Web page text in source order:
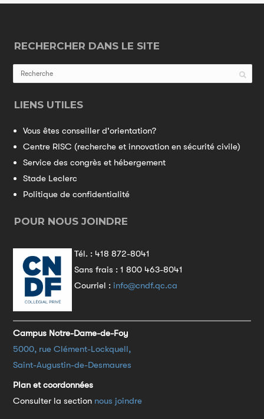
RECHERCHER DANS LE SITE
LIENS UTILES
Vous êtes conseiller d'orientation?
Centre RISC (recherche et innovation en sécurité civile)
Service des congrès et hébergement
Stade Leclerc
Politique de confidentialité
POUR NOUS JOINDRE
Tél. : 418 872-8041
Sans frais :1 800 463-8041
Courriel :info@cndf.qc.ca
Campus Notre-Dame-de-Foy
5000, rue Clément-Lockquell,
Saint-Augustin-de-Desmaures
Plan et coordonnées
Consulter la section nous joindre